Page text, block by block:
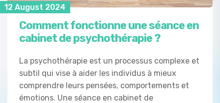
12 August 2024
Comment fonctionne une séance en
cabinet de psychothérapie ?
La psychothérapie est un processus complexe et
subtil qui vise à aider les individus à mieux
comprendre leurs pensées, comportements et
émotions. Une séance en cabinet de